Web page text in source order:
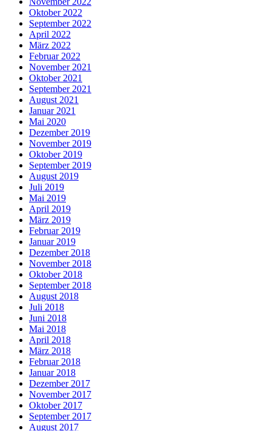
Oktober 2022
September 2022
April 2022
März 2022
Februar 2022
November 2021
Oktober 2021
September 2021
August 2021
Januar 2021
Mai 2020
Dezember 2019
November 2019
Oktober 2019
September 2019
August 2019
Juli 2019
Mai 2019
April 2019
März 2019
Februar 2019
Januar 2019
Dezember 2018
November 2018
Oktober 2018
September 2018
August 2018
Juli 2018
Juni 2018
Mai 2018
April 2018
März 2018
Februar 2018
Januar 2018
Dezember 2017
November 2017
Oktober 2017
September 2017
August 2017